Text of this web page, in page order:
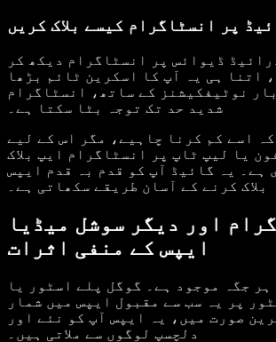
پر انسٹاگرام کیسے بلاک کریں
ڈیوائس پر انسٹاگرام دیکھ کر
اتنا ہی یہ آپ کا اسکرین ٹائم بڑھا
نوٹیفکیشنز کے ساتھ، انسٹاگرام
شدید حد تک توجہ بٹا سکتا ہے۔
اسے کم کرنا چاہیے، مگر اس کے لیے
یا لیپ ٹاپ پر انسٹاگرام ایپ بلاک
ہے۔ یہ گائیڈ آپ کو قدم بہ قدم ایپس
بلاک کرنے کے آسان طریقے سکھاتی ہے۔
اور دیگر سوشل میڈیا
ایپس کے منفی اثرات
جگہ موجود ہے۔ گوگل پلے اسٹور یا
پر یہ سب سے مقبول ایپس میں شمار
صورت میں، یہ ایپس آپ کو نئے اور
دلچسپ لوگوں سے ملاتی ہیں۔